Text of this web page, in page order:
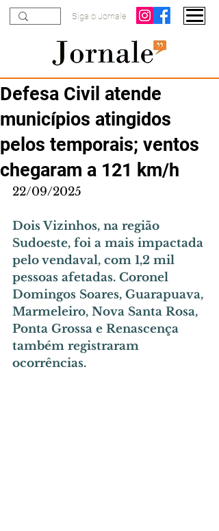
Siga o Jornale
Defesa Civil atende
municípios atingidos
pelos temporais; ventos
chegaram a 121 km/h
22/09/2025
Dois Vizinhos, na região
Sudoeste, foi a mais impactada
pelo vendaval, com 1,2 mil
pessoas afetadas. Coronel
Domingos Soares, Guarapuava,
Marmeleiro, Nova Santa Rosa,
Ponta Grossa e Renascença
também registraram
ocorrências.